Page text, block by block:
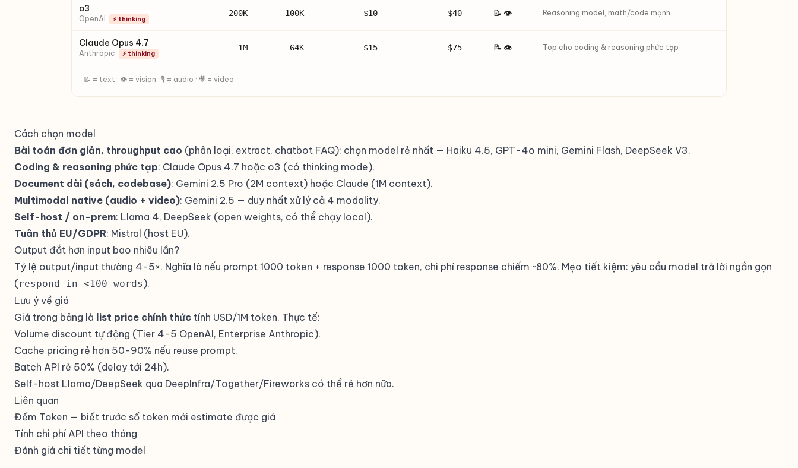
o3
OpenAI ⚡ thinking
200K 100K $10 $40 📝 👁 Reasoning model, math/code mạnh
Claude Opus 4.7
Anthropic ⚡ thinking
1M 64K $15 $75 📝 👁 Top cho coding & reasoning phức tạp
📝 = text · 👁 = vision · 🎙 = audio · 🎥 = video
Cách chọn model
Bài toán đơn giản, throughput cao (phân loại, extract, chatbot FAQ): chọn model rẻ nhất — Haiku 4.5, GPT-4o mini, Gemini Flash, DeepSeek V3.
Coding & reasoning phức tạp: Claude Opus 4.7 hoặc o3 (có thinking mode).
Document dài (sách, codebase): Gemini 2.5 Pro (2M context) hoặc Claude (1M context).
Multimodal native (audio + video): Gemini 2.5 — duy nhất xử lý cả 4 modality.
Self-host / on-prem: Llama 4, DeepSeek (open weights, có thể chạy local).
Tuân thủ EU/GDPR: Mistral (host EU).
Output đắt hơn input bao nhiêu lần?
Tỷ lệ output/input thường 4-5×. Nghĩa là nếu prompt 1000 token + response 1000 token, chi phí response chiếm ~80%. Mẹo tiết kiệm: yêu cầu model trả lời ngắn gọn
(respond in <100 words).
Lưu ý về giá
Giá trong bảng là list price chính thức tính USD/1M token. Thực tế:
Volume discount tự động (Tier 4-5 OpenAI, Enterprise Anthropic).
Cache pricing rẻ hơn 50-90% nếu reuse prompt.
Batch API rẻ 50% (delay tới 24h).
Self-host Llama/DeepSeek qua DeepInfra/Together/Fireworks có thể rẻ hơn nữa.
Liên quan
Đếm Token — biết trước số token mới estimate được giá
Tính chi phí API theo tháng
Đánh giá chi tiết từng model